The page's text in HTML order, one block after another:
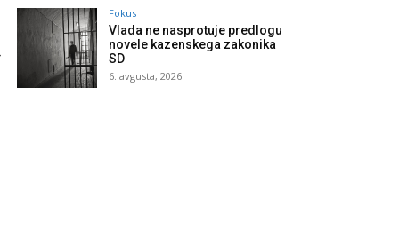
Fokus
Vlada ne nasprotuje predlogu
novele kazenskega zakonika
SD
6. avgusta, 2026